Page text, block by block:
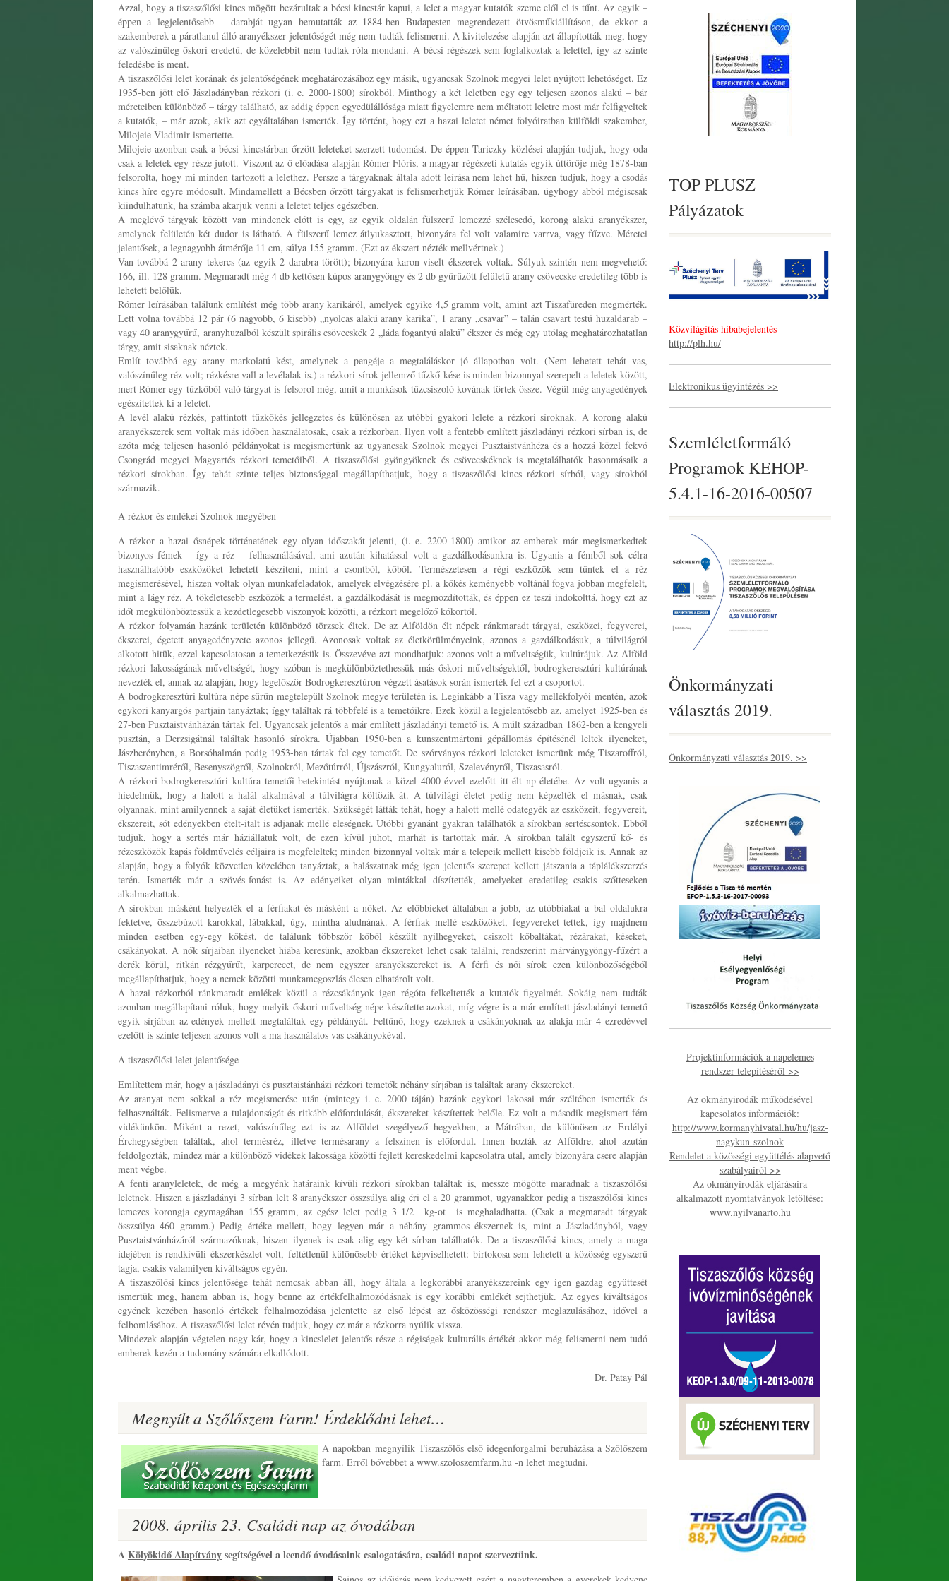
Azzal, hogy a tiszaszőlősi kincs mögött bezárultak a bécsi kincstár kapui, a lelet a magyar kutatók szeme elől el is tűnt. Az egyik –
éppen a legjelentősebb – darabját ugyan bemutatták az 1884-ben Budapesten megrendezett ötvösműkiállításon, de ekkor a
szakemberek a páratlanul álló aranyékszer jelentőségét még nem tudták felismerni. A kivitelezése alapján azt állapították meg, hogy
az valószínűleg őskori eredetű, de közelebbit nem tudtak róla mondani. A bécsi régészek sem foglalkoztak a lelettel, így az szinte
feledésbe is ment.
A tiszaszőlősi lelet korának és jelentőségének meghatározásához egy másik, ugyancsak Szolnok megyei lelet nyújtott lehetőséget. Ez
1935-ben jött elő Jászladányban rézkori (i. e. 2000-1800) sírokból. Minthogy a két leletben egy egy teljesen azonos alakú – bár
méreteiben különböző – tárgy található, az addig éppen egyedülállósága miatt figyelemre nem méltatott leletre most már felfigyeltek
a kutatók, – már azok, akik azt egyáltalában ismerték. Így történt, hogy ezt a hazai leletet német folyóiratban külföldi szakember,
Milojeie Vladimir ismertette.
Milojeie azonban csak a bécsi kincstárban őrzött leleteket szerzett tudomást. De éppen Tariczky közlései alapján tudjuk, hogy oda
csak a leletek egy része jutott. Viszont az ő előadása alapján Rómer Flóris, a magyar régészeti kutatás egyik úttörője még 1878-ban
felsorolta, hogy mi minden tartozott a lelethez. Persze a tárgyaknak általa adott leírása nem lehet hű, hiszen tudjuk, hogy a csodás
kincs híre egyre módosult. Mindamellett a Bécsben őrzött tárgyakat is felismerhetjük Rómer leírásában, úgyhogy abból mégiscsak
kiindulhatunk, ha számba akarjuk venni a leletet teljes egészében.
A meglévő tárgyak között van mindenek előtt is egy, az egyik oldalán fülszerű lemezzé szélesedő, korong alakú aranyékszer,
amelynek felületén két dudor is látható. A fülszerű lemez átlyukasztott, bizonyára fel volt valamire varrva, vagy fűzve. Méretei
jelentősek, a legnagyobb átmérője 11 cm, súlya 155 gramm. (Ezt az ékszert nézték mellvértnek.)
Van továbbá 2 arany tekercs (az egyik 2 darabra törött); bizonyára karon viselt ékszerek voltak. Súlyuk szintén nem megvehető:
166, ill. 128 gramm. Megmaradt még 4 db kettősen kúpos aranygyöngy és 2 db gyűrűzött felületű arany csövecske eredetileg több is
lehetett belőlük.
Rómer leírásában találunk említést még több arany karikáról, amelyek egyike 4,5 gramm volt, amint azt Tiszafüreden megmérték.
Lett volna továbbá 12 pár (6 nagyobb, 6 kisebb) „nyolcas alakú arany karika”, 1 arany „csavar” – talán csavart testű huzaldarab –
vagy 40 aranygyűrű, aranyhuzalból készült spirális csövecskék 2 „láda fogantyú alakú” ékszer és még egy utólag meghatározhatatlan
tárgy, amit sisaknak néztek.
Említ továbbá egy arany markolatú kést, amelynek a pengéje a megtaláláskor jó állapotban volt. (Nem lehetett tehát vas,
valószínűleg réz volt; rézkésre vall a levélalak is.) a rézkori sírok jellemző tűzkő-kése is minden bizonnyal szerepelt a leletek között,
mert Rómer egy tűzkőből való tárgyat is felsorol még, amit a munkások tűzcsiszoló kovának törtek össze. Végül még anyagedények
egészítettek ki a leletet.
A levél alakú rézkés, pattintott tűzkőkés jellegzetes és különösen az utóbbi gyakori lelete a rézkori síroknak. A korong alakú
aranyékszerek sem voltak más időben használatosak, csak a rézkorban. Ilyen volt a fentebb említett jászladányi rézkori sírban is, de
azóta még teljesen hasonló példányokat is megismertünk az ugyancsak Szolnok megyei Pusztaistvánhéza és a hozzá közel fekvő
Csongrád megyei Magyartés rézkori temetőiből. A tiszaszőlősi gyöngyöknek és csövecskéknek is megtalálhatók hasonmásaik a
rézkori sírokban. Így tehát szinte teljes biztonsággal megállapíthatjuk, hogy a tiszaszőlősi kincs rézkori sírból, vagy sírokból
származik.
A rézkor és emlékei Szolnok megyében
A rézkor a hazai ősnépek történetének egy olyan időszakát jelenti, (i. e. 2200-1800) amikor az emberek már megismerkedtek
bizonyos fémek – így a réz – felhasználásával, ami azután kihatással volt a gazdálkodásunkra is. Ugyanis a fémből sok célra
használhatóbb eszközöket lehetett készíteni, mint a csontból, kőből. Természetesen a régi eszközök sem tűntek el a réz
megismerésével, hiszen voltak olyan munkafeladatok, amelyek elvégzésére pl. a kőkés keményebb voltánál fogva jobban megfelelt,
mint a lágy réz. A tökéletesebb eszközök a termelést, a gazdálkodását is megmozdították, és éppen ez teszi indokolttá, hogy ezt az
időt megkülönböztessük a kezdetlegesebb viszonyok közötti, a rézkort megelőző kőkortól.
A rézkor folyamán hazánk területén különböző törzsek éltek. De az Alföldön élt népek ránkmaradt tárgyai, eszközei, fegyverei,
ékszerei, égetett anyagedényzete azonos jellegű. Azonosak voltak az életkörülményeink, azonos a gazdálkodásuk, a túlvilágról
alkotott hitük, ezzel kapcsolatosan a temetkezésük is. Összevéve azt mondhatjuk: azonos volt a műveltségük, kultúrájuk. Az Alföld
rézkori lakosságának műveltségét, hogy szóban is megkülönböztethessük más őskori műveltségektől, bodrogkeresztúri kultúrának
nevezték el, annak az alapján, hogy legelőször Bodrogkeresztúron végzett ásatások során ismerték fel ezt a csoportot.
A bodrogkeresztúri kultúra népe sűrűn megtelepült Szolnok megye területén is. Leginkább a Tisza vagy mellékfolyói mentén, azok
egykori kanyargós partjain tanyáztak; íggy találtak rá többfelé is a temetőikre. Ezek közül a legjelentősebb az, amelyet 1925-ben és
27-ben Pusztaistvánházán tártak fel. Ugyancsak jelentős a már említett jászladányi temető is. A múlt században 1862-ben a kengyeli
pusztán, a Derzsigátnál találtak hasonló sírokra. Újabban 1950-ben a kunszentmártoni gépállomás építésénél leltek ilyeneket,
Jászberényben, a Borsóhalmán pedig 1953-ban tártak fel egy temetőt. De szórványos rézkori leleteket ismerünk még Tiszaroffról,
Tiszaszentimréről, Besenyszögről, Szolnokról, Mezőtúrról, Újszászról, Kungyaluról, Szelevényről, Tiszasasról.
A rézkori bodrogkeresztúri kultúra temetői betekintést nyújtanak a közel 4000 évvel ezelőtt itt élt np életébe. Az volt ugyanis a
hiedelmük, hogy a halott a halál alkalmával a túlvilágra költözik át. A túlvilági életet pedig nem képzelték el másnak, csak
olyannak, mint amilyennek a saját életüket ismerték. Szükségét látták tehát, hogy a halott mellé odategyék az eszközeit, fegyvereit,
ékszereit, sőt edényekben ételt-italt is adjanak mellé eleségnek. Utóbbi gyanánt gyakran találhatók a sírokban sertéscsontok. Ebből
tudjuk, hogy a sertés már háziállatuk volt, de ezen kívül juhot, marhát is tartottak már. A sírokban talált egyszerű kő- és
rézeszközök kapás földművelés céljaira is megfeleltek; minden bizonnyal voltak már a telepeik mellett kisebb földjeik is. Annak az
alapján, hogy a folyók közvetlen közelében tanyáztak, a halászatnak még igen jelentős szerepet kellett játszania a táplálékszerzés
terén. Ismerték már a szövés-fonást is. Az edényeiket olyan mintákkal díszítették, amelyeket eredetileg csakis szőtteseken
alkalmazhattak.
A sírokban másként helyezték el a férfiakat és másként a nőket. Az előbbieket általában a jobb, az utóbbiakat a bal oldalukra
fektetve, összebúzott karokkal, lábakkal, úgy, mintha aludnának. A férfiak mellé eszközöket, fegyvereket tettek, így majdnem
minden esetben egy-egy kőkést, de találunk többször kőből készült nyílhegyeket, csiszolt kőbaltákat, rézárakat, késeket,
csákányokat. A nők sírjaiban ilyeneket hiába keresünk, azokban ékszereket lehet csak találni, rendszerint márványgyöngy-fűzért a
derék körül, ritkán rézgyűrűt, karperecet, de nem egyszer aranyékszereket is. A férfi és női sírok ezen különbözőségéből
megállapíthatjuk, hogy a nemek közötti munkamegoszlás élesen elhatárolt volt.
A hazai rézkorból ránkmaradt emlékek közül a rézcsákányok igen régóta felkeltették a kutatók figyelmét. Sokáig nem tudták
azonban megállapítani róluk, hogy melyik őskori műveltség népe készítette azokat, míg végre is a már említett jászladányi temető
egyik sírjában az edények mellett megtaláltak egy példányát. Feltűnő, hogy ezeknek a csákányoknak az alakja már 4 ezredévvel
ezelőtt is szinte teljesen azonos volt a ma használatos vas csákányokéval.
A tiszaszőlősi lelet jelentősége
Említettem már, hogy a jászladányi és pusztaistánházi rézkori temetők néhány sírjában is találtak arany ékszereket.
Az aranyat nem sokkal a réz megismerése után (mintegy i. e. 2000 táján) hazánk egykori lakosai már széltében ismerték és
felhasználták. Felismerve a tulajdonságát és ritkább előfordulását, ékszereket készítettek belőle. Ez volt a második megismert fém
vidékünkön. Miként a rezet, valószínűleg ezt is az Alföldet szegélyező hegyekben, a Mátrában, de különösen az Erdélyi
Érchegységben találtak, ahol termésréz, illetve termésarany a felszínen is előfordul. Innen hozták az Alföldre, ahol azután
feldolgozták, mindez már a különböző vidékek lakossága közötti fejlett kereskedelmi kapcsolatra utal, amely bizonyára csere alapján
ment végbe.
A fenti aranyleletek, de még a megyénk határaink kívüli rézkori sírokban találtak is, messze mögötte maradnak a tiszaszőlősi
leletnek. Hiszen a jászladányi 3 sírban lelt 8 aranyékszer összsúlya alig éri el a 20 grammot, ugyanakkor pedig a tiszaszőlősi kincs
lemezes korongja egymagában 155 gramm, az egész lelet pedig 3 1/2 kg-ot is meghaladhatta. (Csak a megmaradt tárgyak
összsúlya 460 gramm.) Pedig értéke mellett, hogy legyen már a néhány grammos ékszernek is, mint a Jászladányból, vagy
Pusztaistvánházáról származóknak, hiszen ilyenek is csak alig egy-két sírban találhatók. De a tiszaszőlősi kincs, amely a maga
idejében is rendkívüli ékszerkészlet volt, feltétlenül különösebb értéket képviselhetett: birtokosa sem lehetett a közösség egyszerű
tagja, csakis valamilyen kiváltságos egyén.
A tiszaszőlősi kincs jelentősége tehát nemcsak abban áll, hogy általa a legkorábbi aranyékszereink egy igen gazdag együttesét
ismertük meg, hanem abban is, hogy benne az értékfelhalmozódásnak is egy korábbi emlékét sejthetjük. Az egyes kiváltságos
egyének kezében hasonló értékek felhalmozódása jelentette az első lépést az ősközösségi rendszer meglazulásához, idővel a
felbomlásához. A tiszaszőlősi lelet révén tudjuk, hogy ez már a rézkorra nyúlik vissza.
Mindezek alapján végtelen nagy kár, hogy a kincslelet jelentős része a régiségek kulturális értékét akkor még felismerni nem tudó
emberek kezén a tudomány számára elkallódott.
Dr. Patay Pál
Megnyílt a Szőlőszem Farm! Érdeklődni lehet…
A napokban megnyílik Tiszaszőlős első idegenforgalmi beruházása a Szőlőszem
farm. Erről bővebbet a www.szoloszemfarm.hu -n lehet megtudni.
2008. április 23. Családi nap az óvodában
AKölyökidő Alapítványsegítségével a leendő óvodásaink csalogatására, családi napot szerveztünk.
TOP PLUSZ
Pályázatok
Közvilágítás hibabejelentés
http://plh.hu/
Elektronikus ügyintézés >>
Szemléletformáló
Programok KEHOP-
5.4.1-16-2016-00507
Önkormányzati
választás 2019.
Önkormányzati választás 2019. >>
Projektinformációk a napelemes
rendszer telepítéséről >>
Az okmányirodák működésével
kapcsolatos információk:
http://www.kormanyhivatal.hu/hu/jasz-
nagykun-szolnok
Rendelet a közösségi együttélés alapvető
szabályairól >>
Az okmányirodák eljárásaira
alkalmazott nyomtatványok letöltése:
www.nyilvanarto.hu